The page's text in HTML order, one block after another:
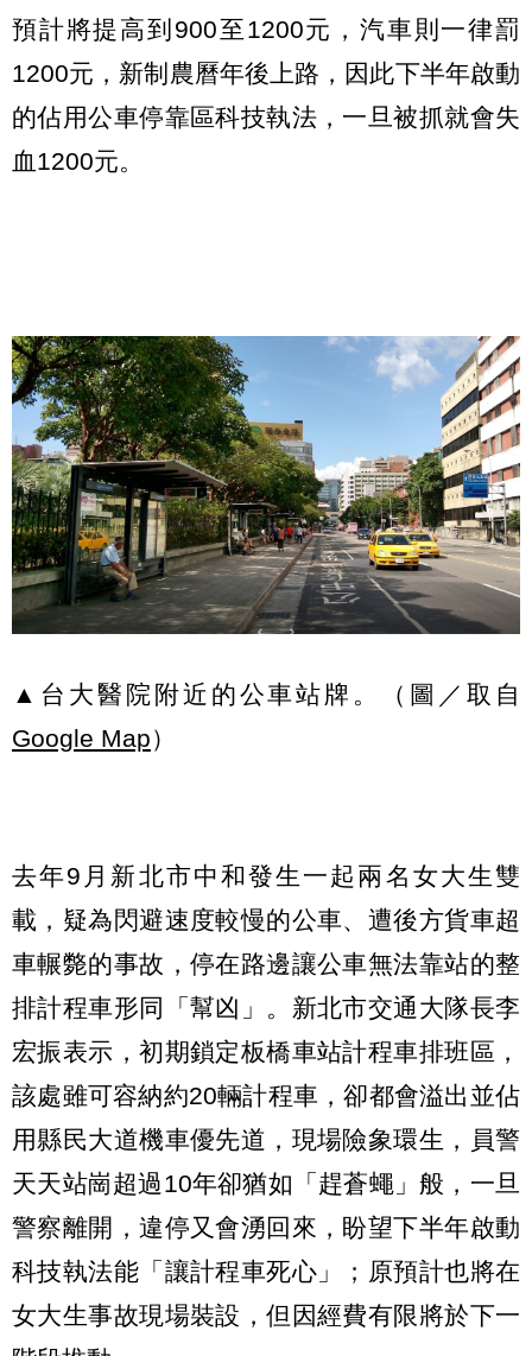
預計將提高到900至1200元，汽車則一律罰
1200元，新制農曆年後上路，因此下半年啟動
的佔用公車停靠區科技執法，一旦被抓就會失
血1200元。
▲台大醫院附近的公車站牌。（圖／取自
Google Map）
去年9月新北市中和發生一起兩名女大生雙
載，疑為閃避速度較慢的公車、遭後方貨車超
車輾斃的事故，停在路邊讓公車無法靠站的整
排計程車形同「幫凶」。新北市交通大隊長李
宏振表示，初期鎖定板橋車站計程車排班區，
該處雖可容納約20輛計程車，卻都會溢出並佔
用縣民大道機車優先道，現場險象環生，員警
天天站崗超過10年卻猶如「趕蒼蠅」般，一旦
警察離開，違停又會湧回來，盼望下半年啟動
科技執法能「讓計程車死心」；原預計也將在
女大生事故現場裝設，但因經費有限將於下一